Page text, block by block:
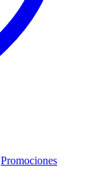
Promociones